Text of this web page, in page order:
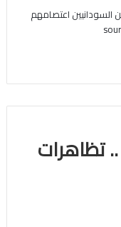
السودانيين اعتصامهم
تظاهرات